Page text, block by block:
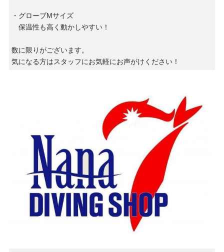
・グローブMサイズ
保温性も高く動かしやすい！
数に限りがございます。
気になる方はスタッフにお気軽にお声がけください！